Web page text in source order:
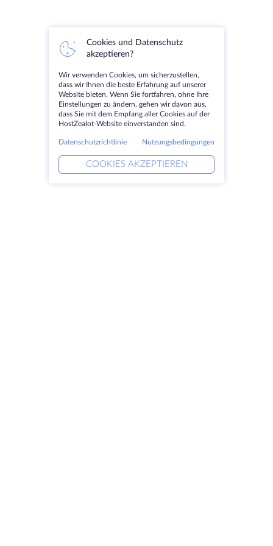
Cookies und Datenschutz
akzeptieren?
Wir verwenden Cookies, um sicherzustellen,
dass wir Ihnen die beste Erfahrung auf unserer
Website bieten. Wenn Sie fortfahren, ohne Ihre
Einstellungen zu ändern, gehen wir davon aus,
dass Sie mit dem Empfang aller Cookies auf der
HostZealot-Website einverstanden sind.
Datenschutzrichtlinie Nutzungsbedingungen
COOKIES AKZEPTIEREN